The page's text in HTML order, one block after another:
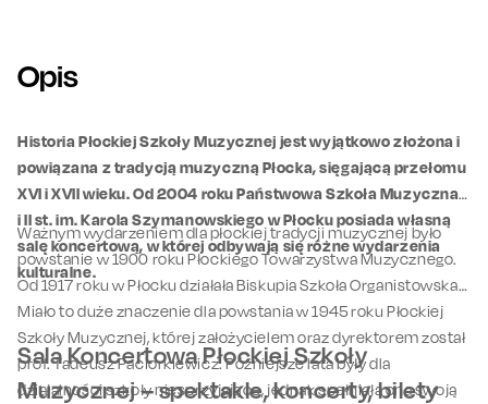
Opis
Historia Płockiej Szkoły Muzycznej jest wyjątkowo złożona i
powiązana z tradycją muzyczną Płocka, sięgającą przełomu
XVI i XVII wieku. Od 2004 roku Państwowa Szkoła Muzyczna I
i II st. im. Karola Szymanowskiego w Płocku posiada własną
salę koncertową, w której odbywają się różne wydarzenia
kulturalne.
Ważnym wydarzeniem dla płockiej tradycji muzycznej było
powstanie w 1900 roku Płockiego Towarzystwa Muzycznego.
Od 1917 roku w Płocku działała Biskupia Szkoła Organistowska.
Miało to duże znaczenie dla powstania w 1945 roku Płockiej
Szkoły Muzycznej, której założycielem oraz dyrektorem został
prof. Tadeusz Paciorkiewicz. Późniejsze lata były dla
działalności szkoły niesprzyjające, jednak spełniała ona swoją
Sala Koncertowa Płockiej Szkoły
Muzycznej – spektakle, koncerty, bilety